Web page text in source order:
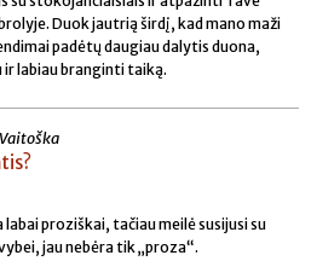
Duok jautrią širdį, kad mano maži
padėtų daugiau dalytis duona,
labiau branginti taiką.
labai proziškai, tačiau meilė susijusi su
jau nebėra tik „proza“.